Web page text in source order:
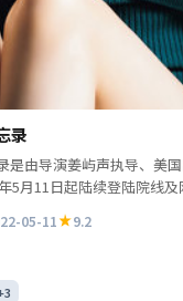
录
是由导演姜屿声执导、美
5月11日起陆续登陆院线
纪寻舟等共同诠释一段充满
揭开，真相并非唯一答案。
情与主创访谈摘要。
05-11
9.2
3